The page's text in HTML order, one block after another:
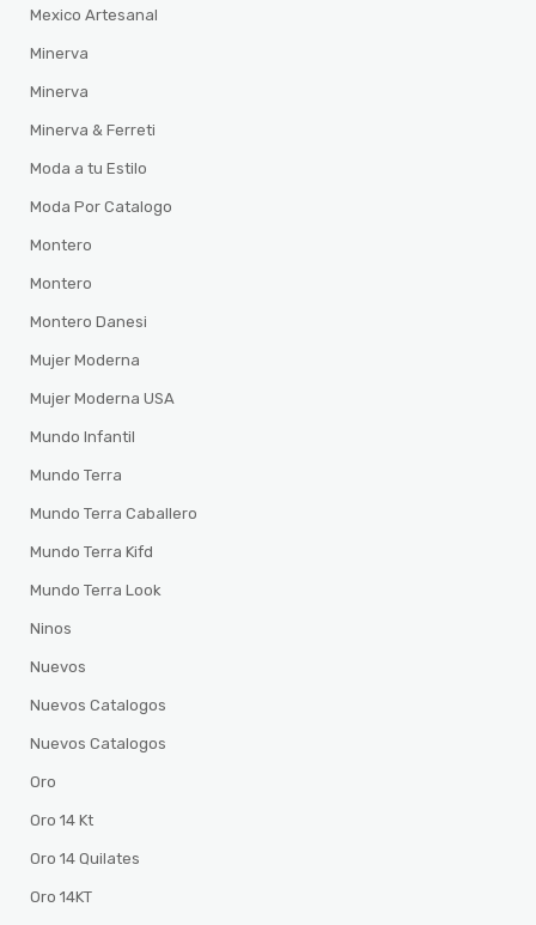
Mexico Artesanal
Minerva
Minerva
Minerva & Ferreti
Moda a tu Estilo
Moda Por Catalogo
Montero
Montero
Montero Danesi
Mujer Moderna
Mujer Moderna USA
Mundo Infantil
Mundo Terra
Mundo Terra Caballero
Mundo Terra Kifd
Mundo Terra Look
Ninos
Nuevos
Nuevos Catalogos
Nuevos Catalogos
Oro
Oro 14 Kt
Oro 14 Quilates
Oro 14KT